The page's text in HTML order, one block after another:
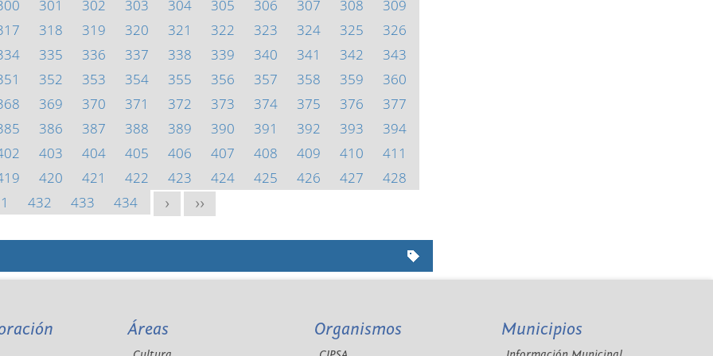
301 302 303 304 305 306 307 308
309
318 319 320 321 322 323 324 325
326
335 336 337 338 339 340 341 342
343
352 353 354 355 356 357 358 359
360
369 370 371 372 373 374 375 376
377
386 387 388 389 390 391 392 393
394
403 404 405 406 407 408 409 410
411
420 421 422 423 424 425 426 427
428
432 433 434 > >>
Áreas Organismos Municipios